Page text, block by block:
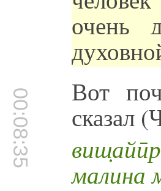
очень
00:08:35 Вот
сказал
малина